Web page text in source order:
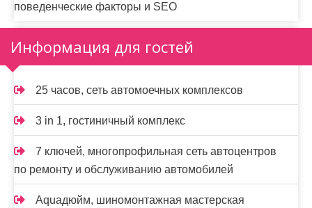
поведенческие факторы и SEO
Информация для гостей
25 часов, сеть автомоечных комплексов
3 in 1, гостиничный комплекс
7 ключей, многопрофильная сеть автоцентров
по ремонту и обслуживанию автомобилей
Aquaдюйм, шиномонтажная мастерская